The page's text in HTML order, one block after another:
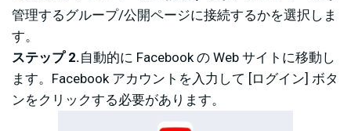
管理するグループ/公開ページに接続するかを選択しま
す。
ステップ 2.自動的に Facebook の Web サイトに移動し
ます。Facebook アカウントを入力して [ログイン] ボタ
ンをクリックする必要があります。